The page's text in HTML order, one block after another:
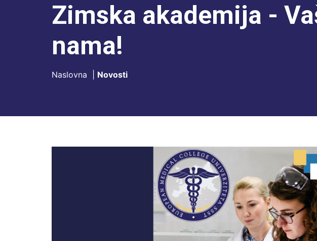
Zimska akademija -
nama!
Naslovna Novosti